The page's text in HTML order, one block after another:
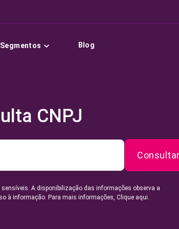
Segmentos Blog
CNPJ
A disponibilização das informações observa a
à informação. Para mais informações, Clique aqui.